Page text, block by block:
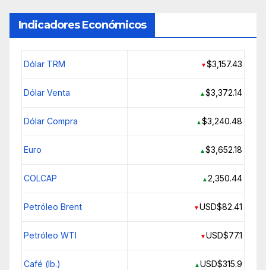
Indicadores Económicos
Dólar TRM ▼$3,157.43
Dólar Venta ▲$3,372.14
Dólar Compra ▲$3,240.48
Euro ▲$3,652.18
COLCAP ▲ 2,350.44
Petróleo Brent ▼USD$82.41
Petróleo WTI ▼USD$77.1
Café (lb.) ▲USD$315.9